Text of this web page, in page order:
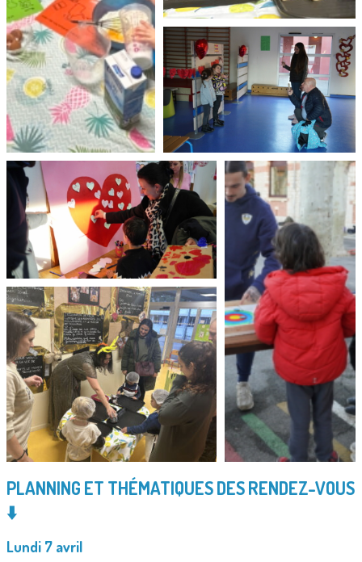
PLANNING ET THÉMATIQUES DES RENDEZ-VOUS
⬇️
Lundi 7 avril